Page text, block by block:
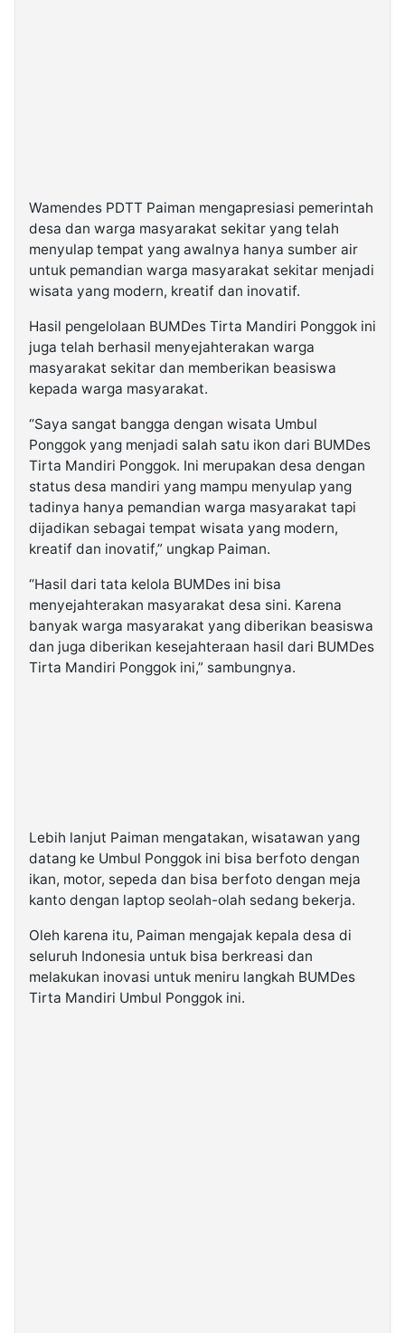
Wamendes PDTT Paiman mengapresiasi pemerintah
desa dan warga masyarakat sekitar yang telah
menyulap tempat yang awalnya hanya sumber air
untuk pemandian warga masyarakat sekitar menjadi
wisata yang modern, kreatif dan inovatif.
Hasil pengelolaan BUMDes Tirta Mandiri Ponggok ini
juga telah berhasil menyejahterakan warga
masyarakat sekitar dan memberikan beasiswa
kepada warga masyarakat.
“Saya sangat bangga dengan wisata Umbul
Ponggok yang menjadi salah satu ikon dari BUMDes
Tirta Mandiri Ponggok. Ini merupakan desa dengan
status desa mandiri yang mampu menyulap yang
tadinya hanya pemandian warga masyarakat tapi
dijadikan sebagai tempat wisata yang modern,
kreatif dan inovatif,” ungkap Paiman.
“Hasil dari tata kelola BUMDes ini bisa
menyejahterakan masyarakat desa sini. Karena
banyak warga masyarakat yang diberikan beasiswa
dan juga diberikan kesejahteraan hasil dari BUMDes
Tirta Mandiri Ponggok ini,” sambungnya.
Lebih lanjut Paiman mengatakan, wisatawan yang
datang ke Umbul Ponggok ini bisa berfoto dengan
ikan, motor, sepeda dan bisa berfoto dengan meja
kanto dengan laptop seolah-olah sedang bekerja.
Oleh karena itu, Paiman mengajak kepala desa di
seluruh Indonesia untuk bisa berkreasi dan
melakukan inovasi untuk meniru langkah BUMDes
Tirta Mandiri Umbul Ponggok ini.